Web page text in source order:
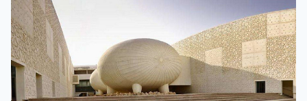
НАБІР
вступ на